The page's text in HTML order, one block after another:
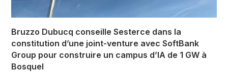
Bruzzo Dubucq conseille Sesterce dans la
constitution d’une joint-venture avec SoftBank
Group pour construire un campus d’IA de 1 GW à
Bosquel